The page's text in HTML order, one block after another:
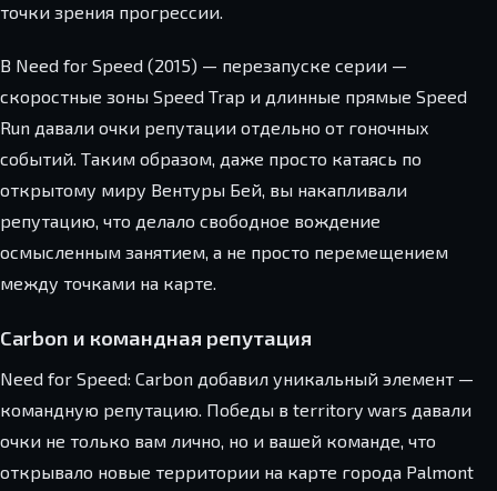
точки зрения прогрессии.
В Need for Speed (2015) — перезапуске серии —
скоростные зоны Speed Trap и длинные прямые Speed
Run давали очки репутации отдельно от гоночных
событий. Таким образом, даже просто катаясь по
открытому миру Вентуры Бей, вы накапливали
репутацию, что делало свободное вождение
осмысленным занятием, а не просто перемещением
между точками на карте.
Carbon и командная репутация
Need for Speed: Carbon добавил уникальный элемент —
командную репутацию. Победы в territory wars давали
очки не только вам лично, но и вашей команде, что
открывало новые территории на карте города Palmont